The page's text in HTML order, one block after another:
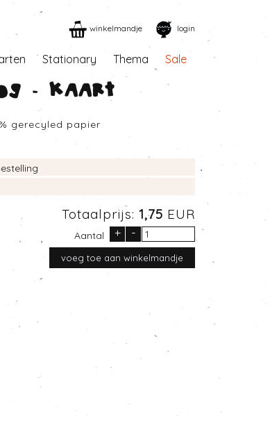
winkelmandje login
Stationary Thema Sale
- Kaart
gerecyled papier
Totaalprijs: 1,75 EUR
Aantal + -